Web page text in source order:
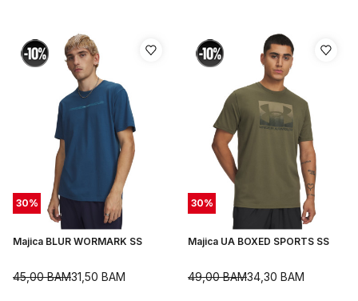
30%
Majica BLUR WORMARK SS
31,50 BAM
45,00BAM
30%
Majica UA BOXED SPORTS SS
34,30 BAM
49,00BAM